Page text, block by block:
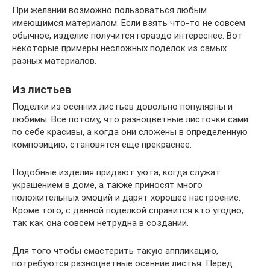
При желании возможно пользоваться любым
имеющимся материалом. Если взять что-то не совсем
обычное, изделие получится гораздо интереснее. Вот
некоторые примеры несложных поделок из самых
разных материалов.
Из листьев
Поделки из осенних листьев довольно популярны и
любимы. Все потому, что разноцветные листочки сами
по себе красивы, а когда они сложены в определенную
композицию, становятся еще прекраснее.
Подобные изделия придают уюта, когда служат
украшением в доме, а также приносят много
положительных эмоций и дарят хорошее настроение.
Кроме того, с данной поделкой справится кто угодно,
так как она совсем нетрудна в создании.
Для того чтобы смастерить такую аппликацию,
потребуются разноцветные осенние листья. Перед